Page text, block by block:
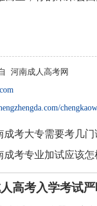
河南成人高考网
成考大专需要考几门
成考专业加试应该